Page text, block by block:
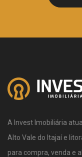
A Invest Imobiliária
Alto Vale do Itajaí e
para compra, venda e